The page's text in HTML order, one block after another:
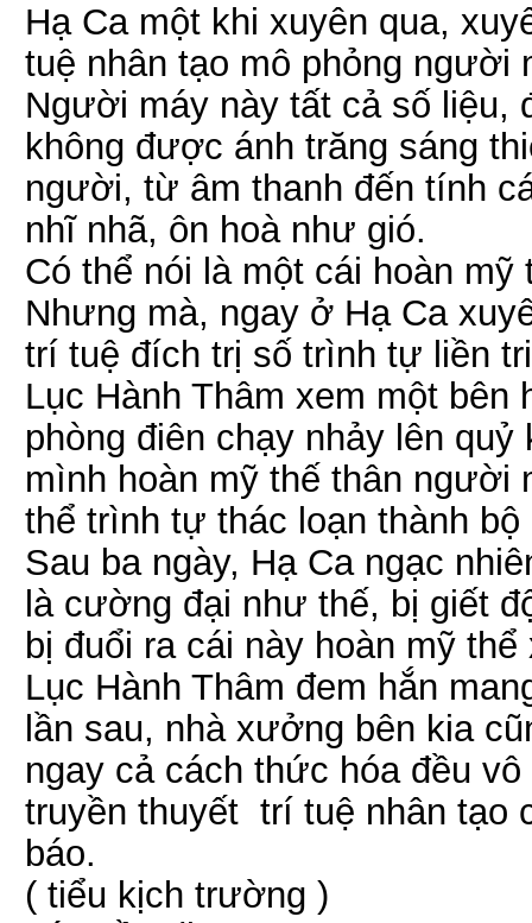
Hạ Ca một khi xuyên qua,
tuệ nhân tạo mô phỏng người
Người máy này tất cả số liệu,
không được ánh trăng sáng
người, từ âm thanh đến tính
nhĩ nhã, ôn hoà như gió.
Có thể nói là một cái hoàn
Nhưng mà, ngay ở Hạ Ca
trí tuệ đích trị số trình tự liền
Lục Hành Thâm xem một
phòng điên chạy nhảy lên
mình hoàn mỹ thế thân người
thể trình tự thác loạn thành bộ
Sau ba ngày, Hạ Ca ngạc
là cường đại như thế, bị giết
bị đuổi ra cái này hoàn mỹ thể
Lục Hành Thâm đem hắn
lần sau, nhà xưởng bên kia
ngay cả cách thức hóa đều
truyền thuyết trí tuệ nhân tạo
báo.
( tiểu kịch trường )